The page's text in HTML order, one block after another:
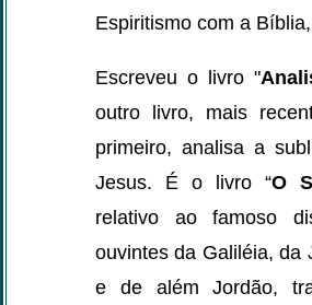
Espiritismo com a
Escreveu o livro "
outro livro, mais
primeiro, analisa a
Jesus. É o livro “O
relativo ao famoso
ouvintes da Galiléia, da
e de além Jordão,